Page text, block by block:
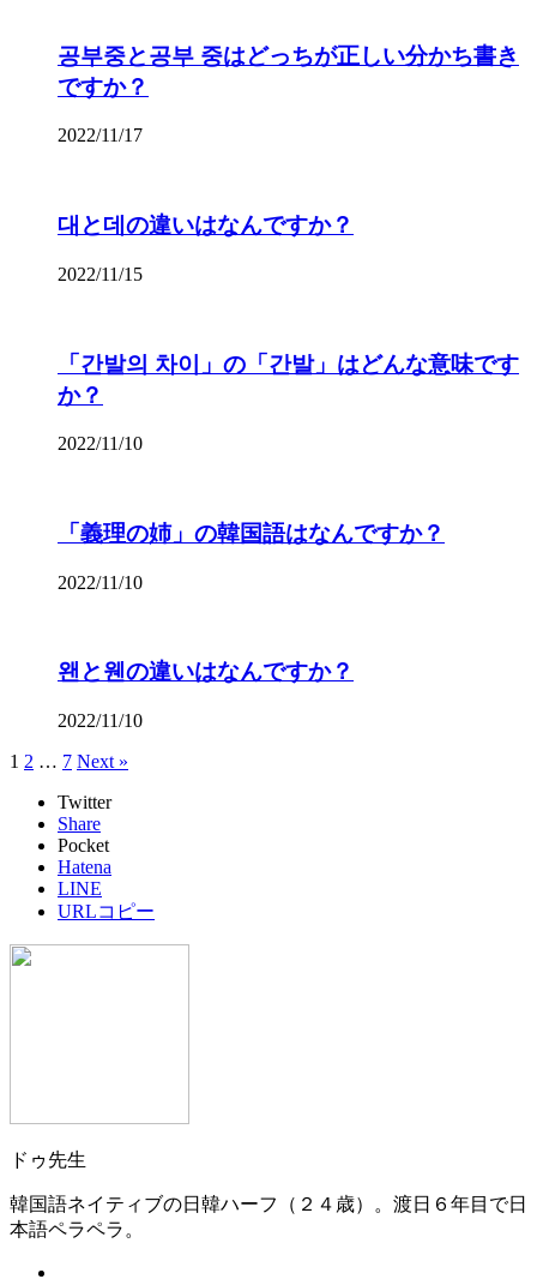
공부중と공부 중はどっちが正しい分かち書き
ですか？
2022/11/17
대と데の違いはなんですか？
2022/11/15
「간발의 차이」の「간발」はどんな意味です
か？
2022/11/10
「義理の姉」の韓国語はなんですか？
2022/11/10
왠と웬の違いはなんですか？
2022/11/10
1 2 … 7 Next »
Twitter
Share
Pocket
Hatena
LINE
URLコピー
ドゥ先生
韓国語ネイティブの日韓ハーフ（２４歳）。渡日６年目で日
本語ペラペラ。